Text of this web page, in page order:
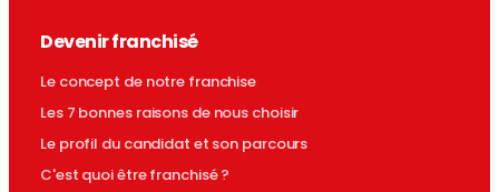
Devenir franchisé
Le concept de notre franchise
Les 7 bonnes raisons de nous choisir
Le profil du candidat et son parcours
C'est quoi être franchisé ?